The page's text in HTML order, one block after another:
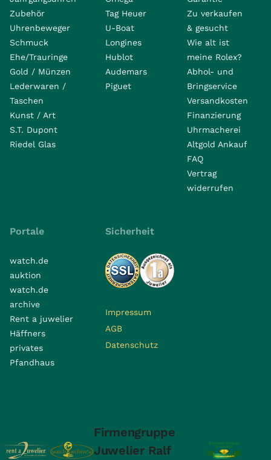
Zubehör
Uhrenbeweger
Schmuck
Ehe/Trauringe
Gold / Münzen
Lederwaren /
Taschen
Kunst / Art
S.T. Dupont
Riedel Glas
Tag Heuer
U-Boat
Longines
Hublot
Audemars
Piguet
Zu verkaufen
& gesucht
Wie alt ist
meine Rolex?
Abhol- und
Bringservice
Versandkosten
Finanzierung
Uhrmacherei
Altgold Ankauf
FAQ
Vertrag
widerrufen
Portale
watch.de
auktion
watch.de
archive
Rent a juwelier
Häffners
privates
Pfandhaus
Sicherheit
Impressum
AGB
Datenschutz
Firmengruppe
Juwelier Ralf